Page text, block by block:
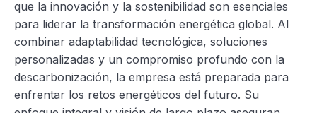
que la innovación y la sostenibilidad son esenciales
para liderar la transformación energética global. Al
combinar adaptabilidad tecnológica, soluciones
personalizadas y un compromiso profundo con la
descarbonización, la empresa está preparada para
enfrentar los retos energéticos del futuro. Su